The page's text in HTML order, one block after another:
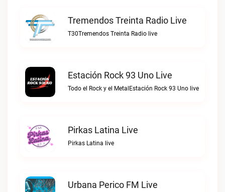
Tremendos Treinta Radio Live
T30Tremendos Treinta Radio live
Estación Rock 93 Uno Live
Todo el Rock y el MetalEstación Rock 93 Uno live
Pirkas Latina Live
Pirkas Latina live
Urbana Perico FM Live